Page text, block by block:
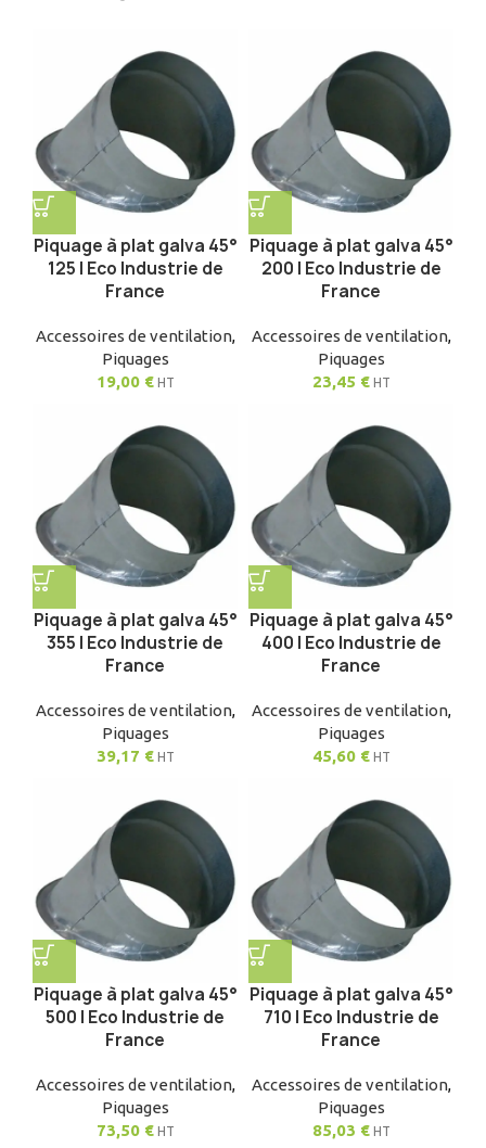
Piquage à plat galva 45°
125 | Eco Industrie de
France
Accessoires de ventilation,
Piquages
19,00 € HT
Piquage à plat galva 45°
200 | Eco Industrie de
France
Accessoires de ventilation,
Piquages
23,45 € HT
Piquage à plat galva 45°
355 | Eco Industrie de
France
Accessoires de ventilation,
Piquages
39,17 € HT
Piquage à plat galva 45°
400 | Eco Industrie de
France
Accessoires de ventilation,
Piquages
45,60 € HT
Piquage à plat galva 45°
500 | Eco Industrie de
France
Accessoires de ventilation,
Piquages
73,50 € HT
Piquage à plat galva 45°
710 | Eco Industrie de
France
Accessoires de ventilation,
Piquages
85,03 € HT